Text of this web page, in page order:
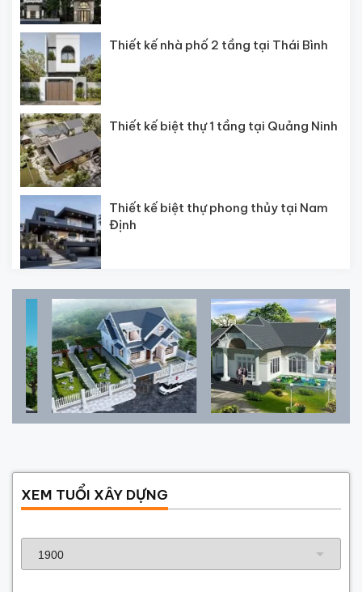
Thiết kế nhà phố 2 tầng tại Thái Bình
Thiết kế biệt thự 1 tầng tại Quảng Ninh
Thiết kế biệt thự phong thủy tại Nam
Định
XEM TUỔI XÂY DỰNG